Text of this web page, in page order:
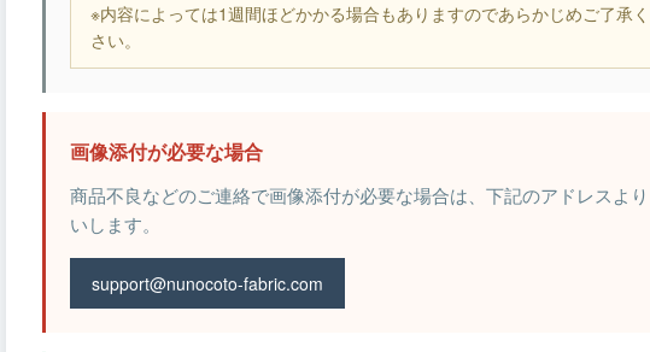
※内容によっては1週間ほどかかる場合もありますのであらかじめご了承
さい。
画像添付が必要な場合
商品不良などのご連絡で画像添付が必要な場合は、下記のアドレスよ
いします。
support@nunocoto-fabric.com